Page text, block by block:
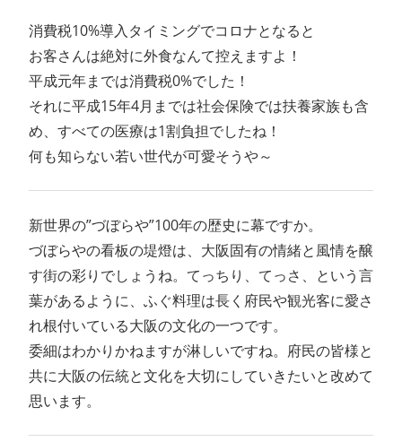
消費税10%導入タイミングでコロナとなると
お客さんは絶対に外食なんて控えますよ！
平成元年までは消費税0%でした！
それに平成15年4月までは社会保険では扶養家族も含
め、すべての医療は1割負担でしたね！
何も知らない若い世代が可愛そうや～
新世界の”づぼらや”100年の歴史に幕ですか。
づぼらやの看板の堤燈は、大阪固有の情緒と風情を醸
す街の彩りでしょうね。てっちり、てっさ、という言
葉があるように、ふぐ料理は長く府民や観光客に愛さ
れ根付いている大阪の文化の一つです。
委細はわかりかねますが淋しいですね。府民の皆様と
共に大阪の伝統と文化を大切にしていきたいと改めて
思います。